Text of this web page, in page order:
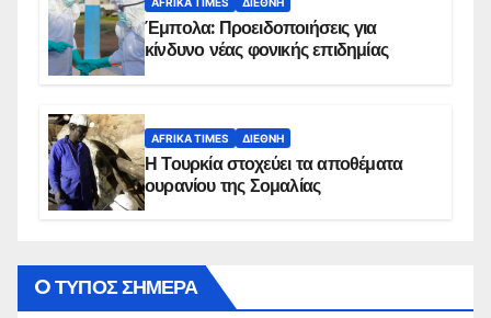
AFRIKA TIMES ΔΙΕΘΝΉ
Έμπολα: Προειδοποιήσεις για
κίνδυνο νέας φονικής επιδημίας
AFRIKA TIMES ΔΙΕΘΝΉ
Η Τουρκία στοχεύει τα αποθέματα
ουρανίου της Σομαλίας
O ΤΥΠΟΣ ΣΗΜΕΡΑ